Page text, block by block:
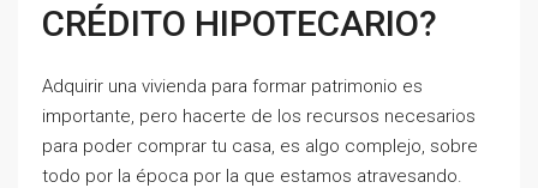
CRÉDITO HIPOTECARIO?
Adquirir una vivienda para formar patrimonio es
importante, pero hacerte de los recursos necesarios
para poder comprar tu casa, es algo complejo, sobre
todo por la época por la que estamos atravesando.